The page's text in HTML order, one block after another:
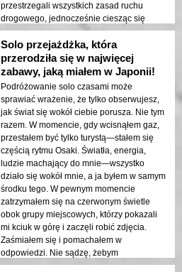
przestrzegali wszystkich zasad ruchu
drogowego, jednocześnie ciesząc się
wolnością jazdy. Całe doświadczenie było
zabawne i bezwysiłkowe, od rezerwacji po
ostatni przystanek. Niezależnie od tego,
czy jesteś lokalnym mieszkańcem, czy
odwiedzasz miasto po raz pierwszy, to
unikalny i ekscytujący sposób na
zobaczenie Osaki, który gorąco polecam.
Solo przejażdżka, która
przerodziła się w najwięcej
zabawy, jaką miałem w Japonii!
Podróżowanie solo czasami może
sprawiać wrażenie, że tylko obserwujesz,
jak świat się wokół ciebie porusza. Nie tym
razem. W momencie, gdy wcisnąłem gaz,
przestałem być tylko turystą—stałem się
częścią rytmu Osaki. Światła, energia,
ludzie machający do mnie—wszystko
działo się wokół mnie, a ja byłem w samym
środku tego. W pewnym momencie
zatrzymałem się na czerwonym świetle
obok grupy miejscowych, którzy pokazali
mi kciuk w górę i zaczęli robić zdjęcia.
Zaśmiałem się i pomachałem w
odpowiedzi. Nie sądzę, żebym
kiedykolwiek wcześniej poczuł taką więź z